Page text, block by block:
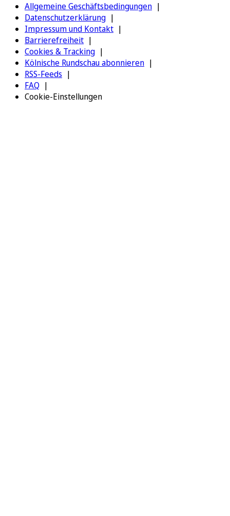
Allgemeine Geschäftsbedingungen
Datenschutzerklärung
Impressum und Kontakt
Barrierefreiheit
Cookies & Tracking
Kölnische Rundschau abonnieren
RSS-Feeds
FAQ
Cookie-Einstellungen